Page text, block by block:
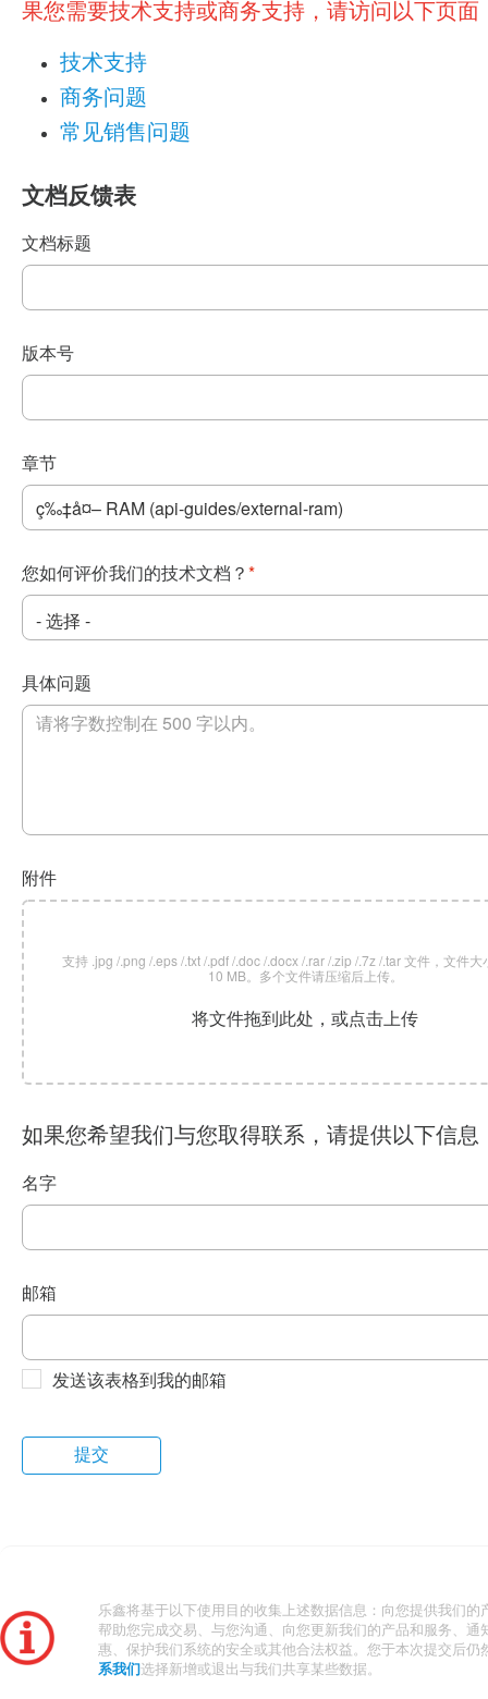
果您需要技术支持或商务支持，请访问以下页面
技术支持
商务问题
常见销售问题
文档反馈表
文档标题
版本号
章节
您如何评价我们的技术文档？ *
具体问题
附件
支持 .jpg /.png /.eps /.txt /.pdf /.doc /.docx /.rar /.zip /.7z /.tar 文件，文件大
10 MB。多个文件请压缩后上传。
将文件拖到此处，或点击上传
如果您希望我们与您取得联系，请提供以下信息
名字
邮箱
发送该表格到我的邮箱
乐鑫将基于以下使用目的收集上述数据信息：向您提供我们的
帮助您完成交易、与您沟通、向您更新我们的产品和服务、通
惠、保护我们系统的安全或其他合法权益。您于本次提交后仍
系我们 选择新增或退出与我们共享某些数据。